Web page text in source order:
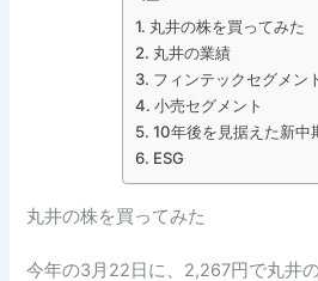
丸井の株を買ってみた
丸井の業績
フィンテックセグメン
小売セグメント
10年後を見据えた新中
ESG
丸井の株を買ってみた
今年の3月22日に、2,267円で丸井